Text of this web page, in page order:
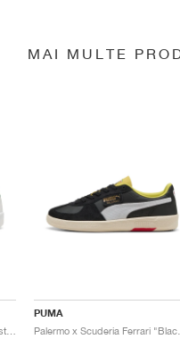
MAI MULTE
Palermo x Porsche Legacy "Pinstripe Pack"
PUMA